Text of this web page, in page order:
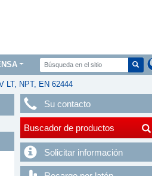
LT, NPT, EN 62444
Su contacto
Buscador de productos
Solicitar información